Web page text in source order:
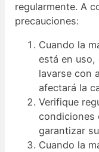
regularmente. A
precauciones:
Cuando la
está en uso,
lavarse con
afectará la
Verifique
condiciones
garantizar
Cuando la